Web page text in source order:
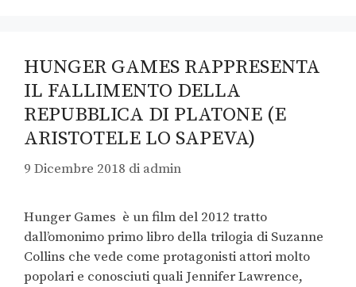
HUNGER GAMES RAPPRESENTA
IL FALLIMENTO DELLA
REPUBBLICA DI PLATONE (E
ARISTOTELE LO SAPEVA)
9 Dicembre 2018 di admin
Hunger Games è un film del 2012 tratto
dall’omonimo primo libro della trilogia di Suzanne
Collins che vede come protagonisti attori molto
popolari e conosciuti quali Jennifer Lawrence,